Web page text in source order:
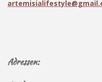
Adressen: